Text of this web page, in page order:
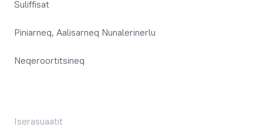
Suliffisat
Piniarneq, Aalisarneq Nunalerinerlu
Neqeroortitsineq
Iserasuaatit